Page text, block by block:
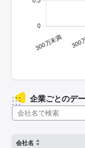
企業ごとのデ
会社名